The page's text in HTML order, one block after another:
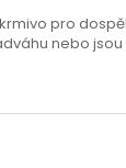
pro
nebo jsou